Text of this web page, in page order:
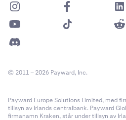
© 2011 – 2026 Payward, Inc.
Payward Europe Solutions Limited, med
tillsyn av Irlands centralbank. Payward
firmanamn Kraken, står under tillsyn av